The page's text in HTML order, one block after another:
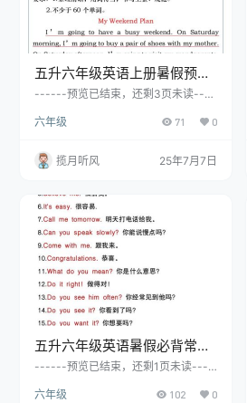
五升六年级英语上册暑假预习·
必写作文汇总-六上英语
------预览已结束，还剩3页未读----
档
六年级 71 0
揽月听风 25年7月7日
五升六年级英语暑假必背常用
口语-六上英语
------预览已结束，还剩1页未读----
档
六年级 102 0